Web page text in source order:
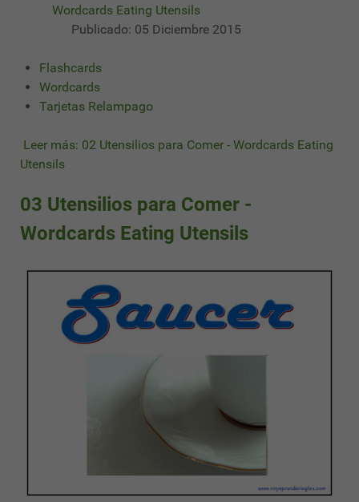
Wordcards Eating Utensils
Publicado: 05 Diciembre 2015
Flashcards
Wordcards
Tarjetas Relampago
Leer más: 02 Utensilios para Comer - Wordcards Eating
Utensils
03 Utensilios para Comer -
Wordcards Eating Utensils